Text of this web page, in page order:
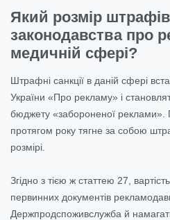
Який розмір
законодавства про
медичній сфері?
Штрафні санкції в даній сфері
України «Про рекламу» і
бюджету «забороненої реклами».
протягом року тягне за собою
розмірі.
Згідно з тією ж статтею 27,
первинних документів
Держпродспоживслужба й